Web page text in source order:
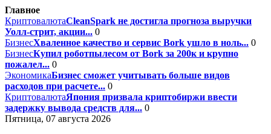
Главное
КриптовалютаCleanSpark не достигла прогноза выручки
Уолл-стрит, акции... 0
БизнесХваленное качество и сервис Bork ушло в ноль... 0
БизнесКупил роботпылесом от Bork за 200к и крупно
пожалел... 0
ЭкономикаБизнес сможет учитывать больше видов
расходов при расчете... 0
КриптовалютаЯпония призвала криптобиржи ввести
задержку вывода средств для... 0
Пятница, 07 августа 2026